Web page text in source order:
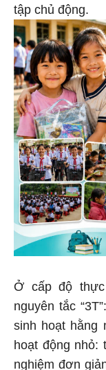
tập chủ động.
Ở cấp độ
nguyên tắc
sinh hoạt hằng
hoạt động nhỏ:
nghiệm đơn